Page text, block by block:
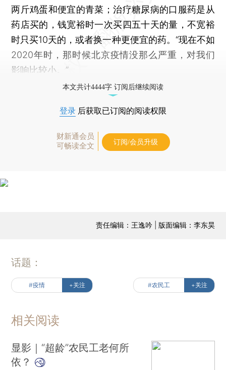
两斤鸡蛋和便宜的青菜；治疗糖尿病的口服药是从
药店买的，钱宽裕时一次买四五十天的量，不宽裕
时只买10天的，或者换一种更便宜的药。“现在不如
2020年时，那时候北京疫情没那么严重，对我们
影响比较小。”
本文共计4444字 订阅后继续阅读
登录 后获取已订阅的阅读权限
财新通会员
可畅读全文
订阅/会员升级
责任编辑：王逸吟 | 版面编辑：李东昊
话题：
#疫情 +关注 #农民工 +关注
相关阅读
显影｜“超龄”农民工老何所
依？